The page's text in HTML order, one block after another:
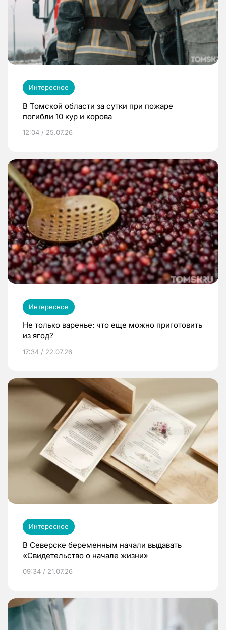
Интересное
В Томской области за сутки при пожаре
погибли 10 кур и корова
12:04 / 25.07.26
Интересное
Не только варенье: что еще можно приготовить
из ягод?
17:34 / 22.07.26
Интересное
В Северске беременным начали выдавать
«Свидетельство о начале жизни»
09:34 / 21.07.26